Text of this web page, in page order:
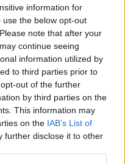
information for
the below opt-out
note that after your
continue seeing
information utilized by
to third parties prior to
out of the further
by third parties on the
This information may
on the IAB’s List of
further disclose it to other